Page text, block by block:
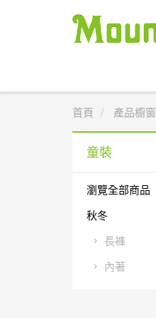
首頁 產品櫥窗
童裝
瀏覽全部商品
秋冬
長褲
內著